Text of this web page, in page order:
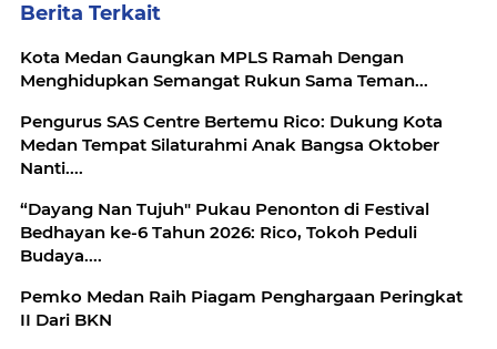
Berita Terkait
Kota Medan Gaungkan MPLS Ramah Dengan
Menghidupkan Semangat Rukun Sama Teman...
Pengurus SAS Centre Bertemu Rico: Dukung Kota
Medan Tempat Silaturahmi Anak Bangsa Oktober
Nanti....
“Dayang Nan Tujuh" Pukau Penonton di Festival
Bedhayan ke-6 Tahun 2026: Rico, Tokoh Peduli
Budaya....
Pemko Medan Raih Piagam Penghargaan Peringkat
II Dari BKN